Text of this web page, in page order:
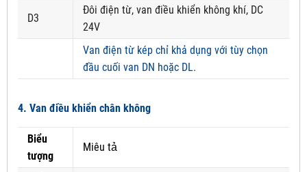
D3
Đôi điện từ, van điều khiển không khí, DC
24V
Van điện từ kép chỉ khả dụng với tùy chọn
đầu cuối van DN hoặc DL.
4. Van điều khiển chân không
Biểu
tượng
Miêu tả